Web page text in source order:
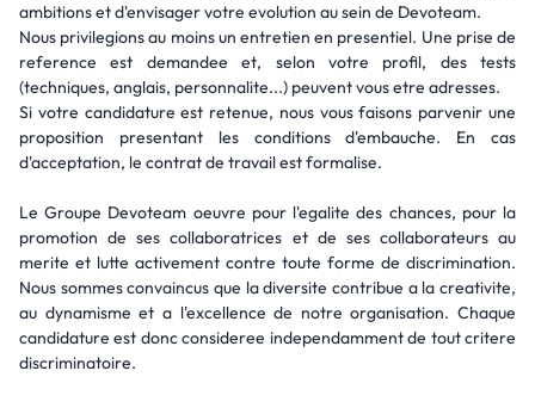
ambitions et d'envisager votre evolution au sein de Devoteam.
Nous privilegions au moins un entretien en presentiel. Une prise de
reference est demandee et, selon votre profil, des tests
(techniques, anglais, personnalite...) peuvent vous etre adresses.
Si votre candidature est retenue, nous vous faisons parvenir une
proposition presentant les conditions d'embauche. En cas
d'acceptation, le contrat de travail est formalise.
Le Groupe Devoteam oeuvre pour l'egalite des chances, pour la
promotion de ses collaboratrices et de ses collaborateurs au
merite et lutte activement contre toute forme de discrimination.
Nous sommes convaincus que la diversite contribue a la creativite,
au dynamisme et a l'excellence de notre organisation. Chaque
candidature est donc consideree independamment de tout critere
discriminatoire.